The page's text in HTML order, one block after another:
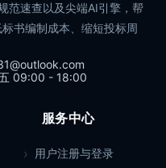
范速查以及尖端AI引擎，帮
书编制成本、缩短投标周
09:00 - 18:00
服务中心
用户注册与登录